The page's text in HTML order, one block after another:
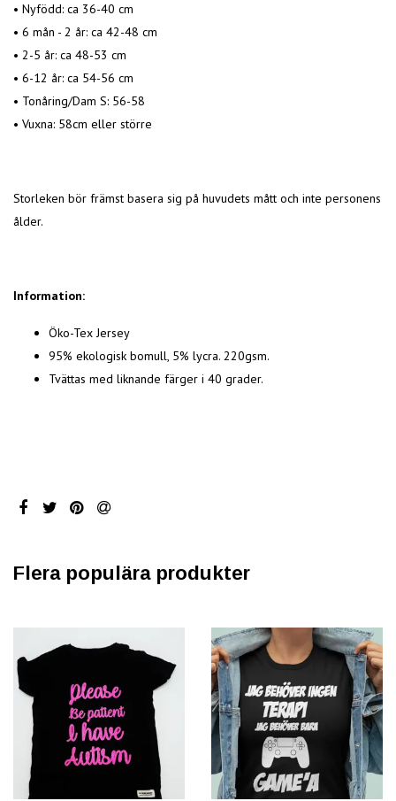
• Nyfödd: ca 36-40 cm
• 6 mån - 2 år: ca 42-48 cm
• 2-5 år: ca 48-53 cm
• 6-12 år: ca 54-56 cm
• Tonåring/Dam S: 56-58
• Vuxna: 58cm eller större
Storleken bör främst basera sig på huvudets mått och inte personens
ålder.
Information:
Öko-Tex Jersey
95% ekologisk bomull, 5% lycra. 220gsm.
Tvättas med liknande färger i 40 grader.
Flera populära produkter